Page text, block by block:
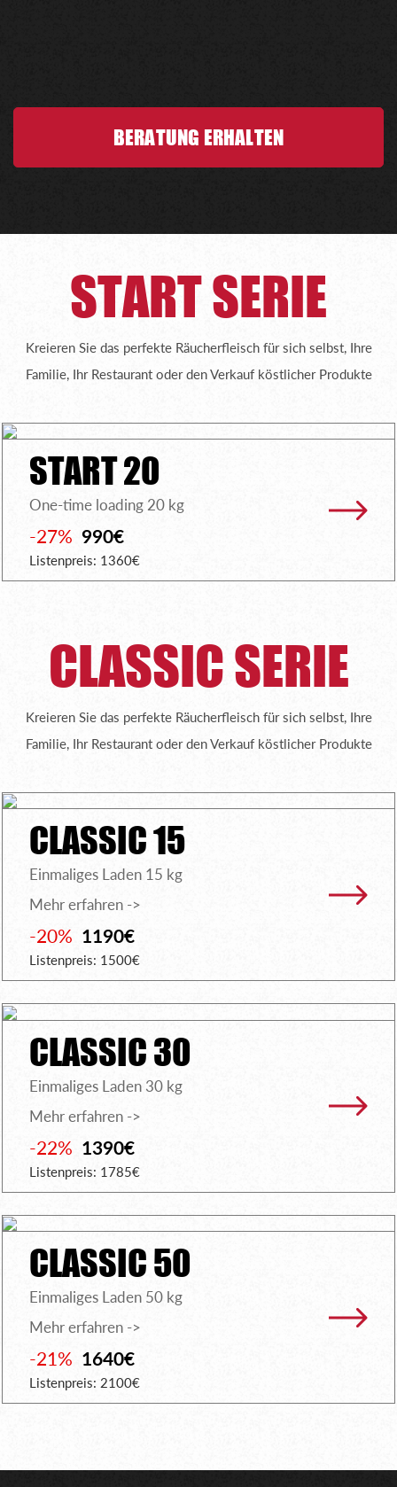
BERATUNG ERHALTEN
START SERIE
Kreieren Sie das perfekte Räucherfleisch für sich selbst, Ihre
Familie, Ihr Restaurant oder den Verkauf köstlicher Produkte
START 20
One-time loading 20 kg
-27% 990€
Listenpreis: 1360€
CLASSIC SERIE
Kreieren Sie das perfekte Räucherfleisch für sich selbst, Ihre
Familie, Ihr Restaurant oder den Verkauf köstlicher Produkte
CLASSIC 15
Einmaliges Laden 15 kg
Mehr erfahren ->
-20% 1190€
Listenpreis: 1500€
CLASSIC 30
Einmaliges Laden 30 kg
Mehr erfahren ->
-22% 1390€
Listenpreis: 1785€
CLASSIC 50
Einmaliges Laden 50 kg
Mehr erfahren ->
-21% 1640€
Listenpreis: 2100€